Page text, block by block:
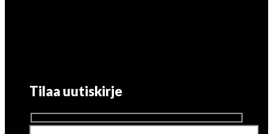
Tilaa uutiskirje